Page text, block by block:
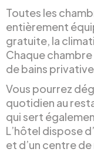
Toutes les
entièrement
gratuite, la
Chaque
de bains
Vous pourrez
quotidien au
qui sert
L’hôtel dispose
et d’un centre